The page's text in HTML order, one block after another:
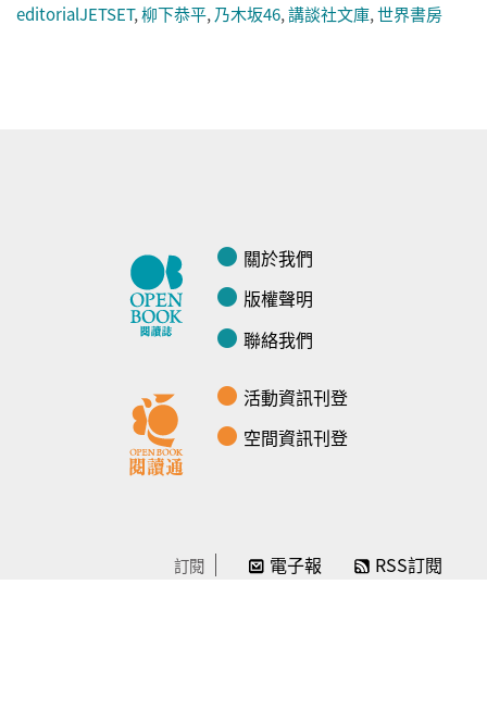
editorialJETSET,柳下恭平,乃木坂46,講談社文庫,世界書房
關於我們
版權聲明
聯絡我們
活動資訊刊登
空間資訊刊登
訂閱 電子報 RSS訂閱